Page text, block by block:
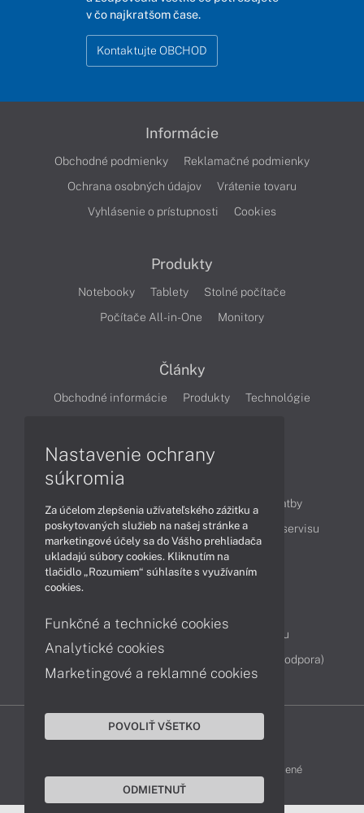
v čo najkratšom čase.
Kontaktujte OBCHOD
Informácie
Obchodné podmienky
Reklamačné podmienky
Ochrana osobných údajov
Vrátenie tovaru
Vyhlásenie o prístupnosti
Cookies
Produkty
Notebooky Tablety
Stolné počítače
Počítače All-in-One
Monitory
Články
Obchodné informácie Produkty
Technológie
Ako nakupovať
Možnosti doručenia a platby
Podpora a servis
Servisné služby Cenník servisu
Kontakty
Reklamácia tovaru
Diagnostiky online
TeamViewer (vzdialená podpora)
DELL-SHOP © 2011 - 2026 Všetky práva vyhradené
Nastavenie ochrany
súkromia
Za účelom zlepšenia užívateľského zážitku a
poskytovaných služieb na našej stránke a
marketingové účely sa do Vášho prehliadača
ukladajú súbory cookies. Kliknutím na
tlačidlo „Rozumiem“ súhlasíte s využívaním
cookies.
Funkčné a technické cookies
Analytické cookies
Marketingové a reklamné cookies
POVOLIŤ VŠETKO
ODMIETNUŤ